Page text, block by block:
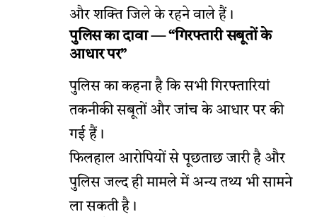
और शक्ति जिले के रहने वाले हैं।
पुलिस का दावा — “गिरफ्तारी सबूतों के
आधार पर”
पुलिस का कहना है कि सभी गिरफ्तारियां
तकनीकी सबूतों और जांच के आधार पर की
गई हैं।
फिलहाल आरोपियों से पूछताछ जारी है और
पुलिस जल्द ही मामले में अन्य तथ्य भी सामने
ला सकती है।